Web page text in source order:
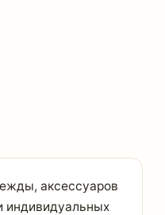
аксессуаров
индивидуальных